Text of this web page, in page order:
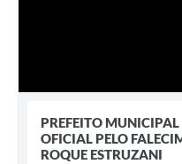
PREFEITO MUNICIPAL
OFICIAL PELO
ROQUE ESTRUZANI